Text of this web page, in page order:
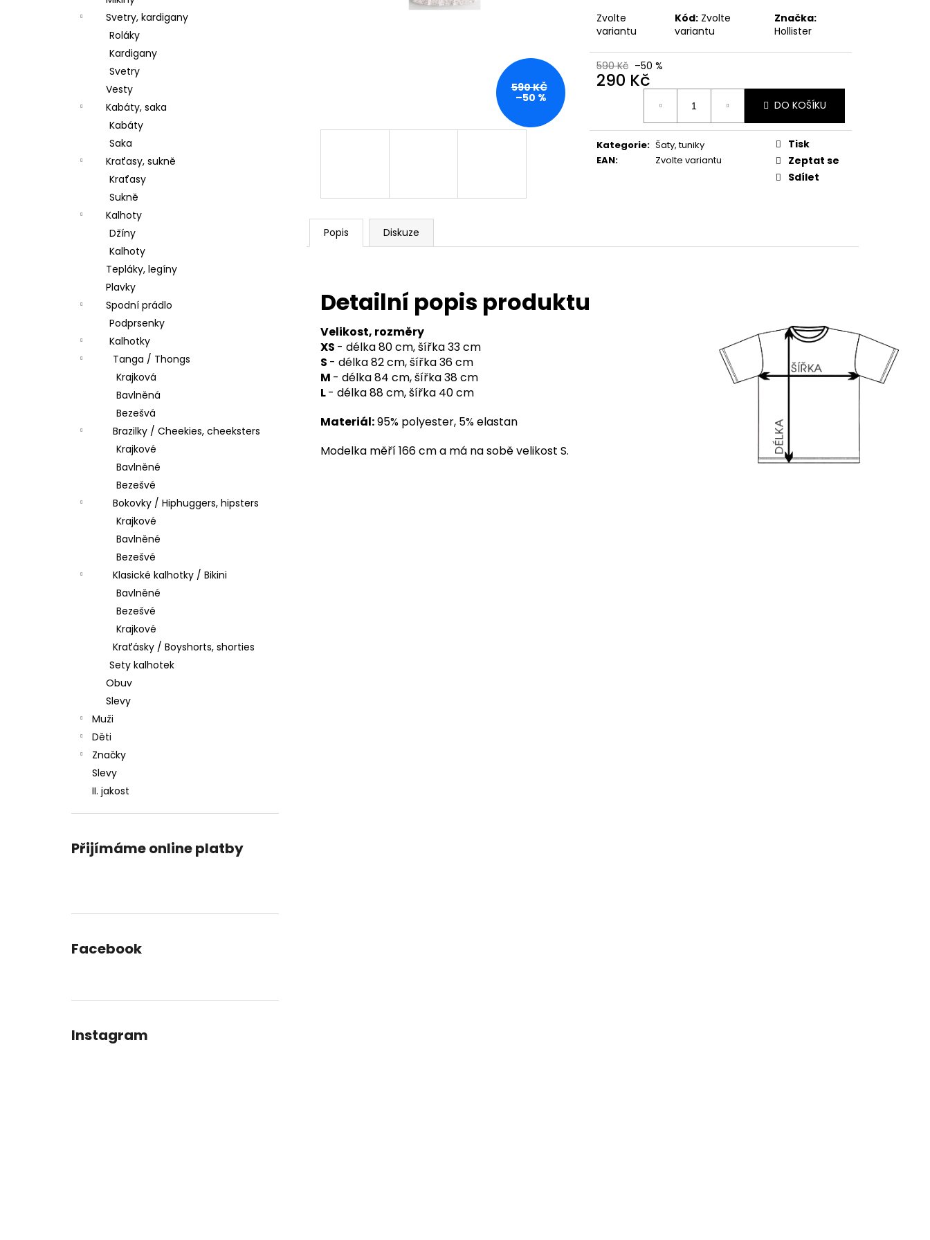
Svetry, kardigany
Roláky
Kardigany
Svetry
Vesty
Kabáty, saka
Kabáty
Saka
Kraťasy, sukně
Kraťasy
Sukně
Kalhoty
Džíny
Kalhoty
Tepláky, legíny
Plavky
Spodní prádlo
Podprsenky
Kalhotky
Tanga / Thongs
Krajková
Bavlněná
Bezešvá
Brazilky / Cheekies, cheeksters
Krajkové
Bavlněné
Bezešvé
Bokovky / Hiphuggers, hipsters
Krajkové
Bavlněné
Bezešvé
Klasické kalhotky / Bikini
Bavlněné
Bezešvé
Krajkové
Kraťásky / Boyshorts, shorties
Sety kalhotek
Obuv
Slevy
Muži
Děti
Značky
Slevy
II. jakost
Přijímáme online platby
Facebook
Instagram
Zvolte
variantu
Kód: Zvolte
variantu
Značka:
Hollister
590 Kč –50 %
290 Kč
DO KOŠÍKU
Kategorie: Šaty, tuniky
EAN: Zvolte variantu
Tisk
Zeptat se
Sdílet
590 KČ
–50 %
Popis Diskuze
Detailní popis produktu
Velikost, rozměry
XS - délka 80 cm, šířka 33 cm
S - délka 82 cm, šířka 36 cm
M - délka 84 cm, šířka 38 cm
L- délka 88 cm, šířka 40 cm
Materiál:95% polyester, 5% elastan
Modelka měří 166 cm a má na sobě velikost S.